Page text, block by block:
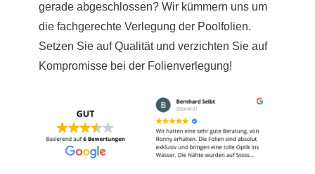
gerade abgeschlossen? Wir kümmern uns um
die fachgerechte Verlegung der Poolfolien.
Setzen Sie auf Qualität und verzichten Sie auf
Kompromisse bei der Folienverlegung!